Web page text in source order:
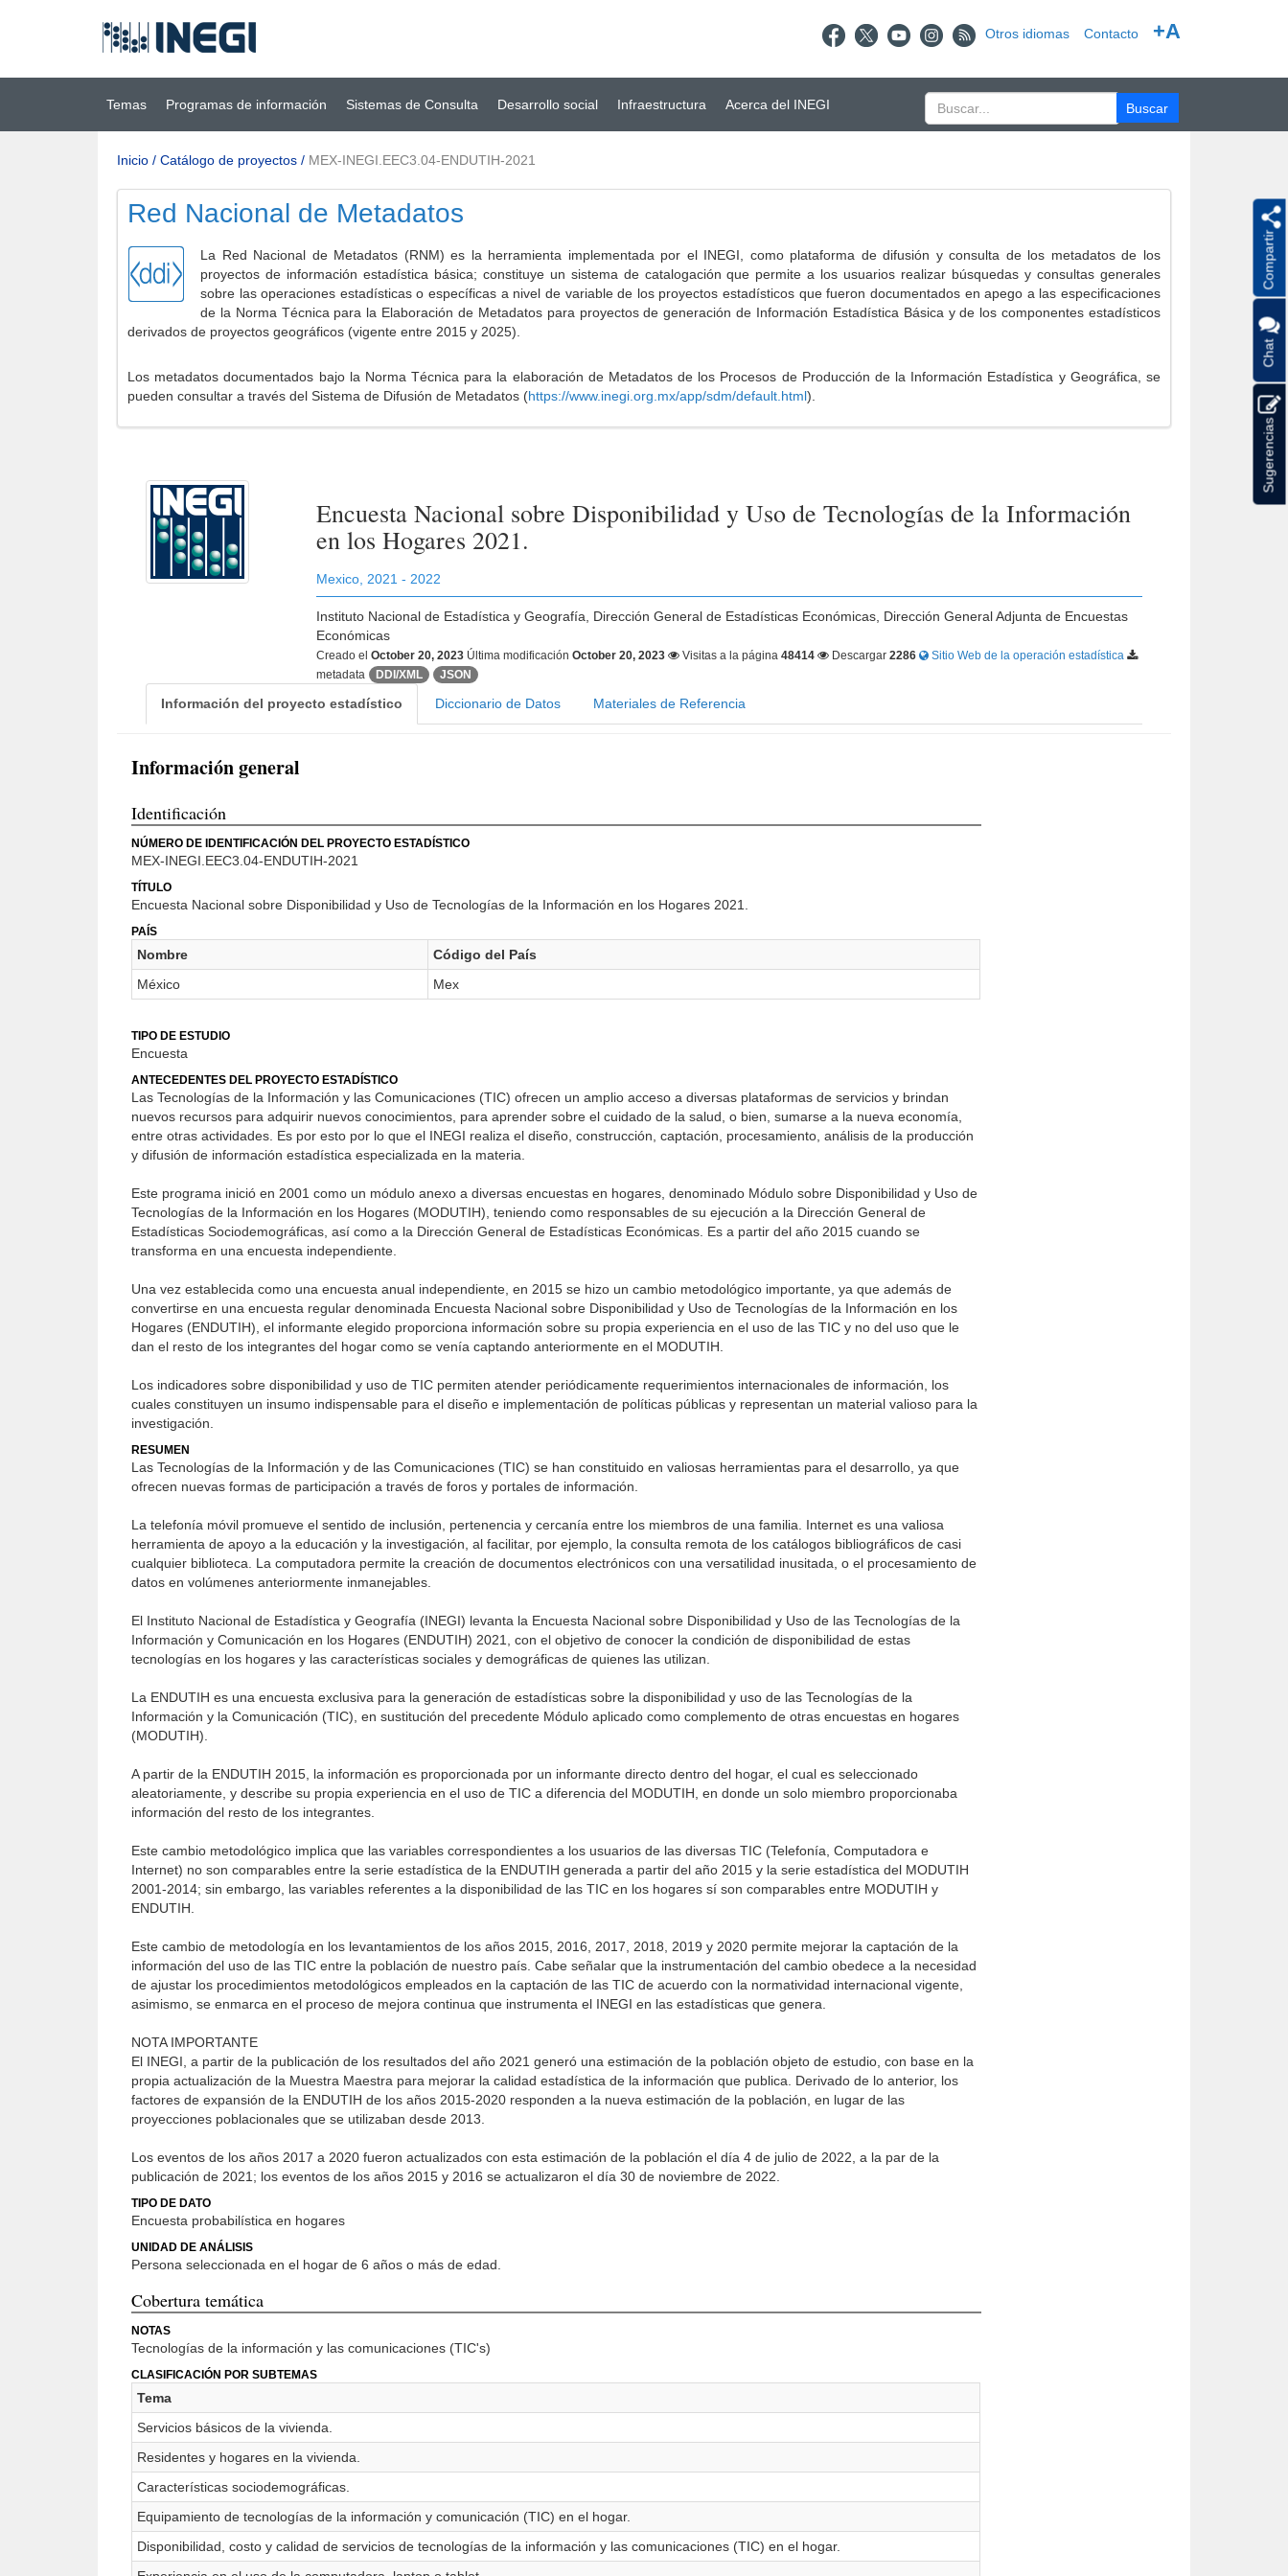
principal
(INEGI) Otros idiomas Contacto +A
Temas Programas de información Sistemas de Consulta Desarrollo social Infraestructura Acerca del INEGI
Inicio / Catálogo de proyectos / MEX-INEGI.EEC3.04-ENDUTIH-2021
Red Nacional de Metadatos
La Red Nacional de Metadatos (RNM) es la herramienta implementada por el INEGI, como plataforma de difusión y consulta de los metadatos de los
proyectos de información estadística básica; constituye un sistema de catalogación que permite a los usuarios realizar búsquedas y consultas generales
sobre las operaciones estadísticas o específicas a nivel de variable de los proyectos estadísticos que fueron documentados en apego a las especificaciones
de la Norma Técnica para la Elaboración de Metadatos para proyectos de generación de Información Estadística Básica y de los componentes estadísticos
derivados de proyectos geográficos (vigente entre 2015 y 2025).
Los metadatos documentados bajo la Norma Técnica para la elaboración de Metadatos de los Procesos de Producción de la Información Estadística y Geográfica, se
pueden consultar a través del Sistema de Difusión de Metadatos (https://www.inegi.org.mx/app/sdm/default.html).
Encuesta Nacional sobre Disponibilidad y Uso de Tecnologías de la Información
en los Hogares 2021.
Mexico 2021 - 2022
Instituto Nacional de Estadística y Geografía, Dirección General de Estadísticas Económicas, Dirección General Adjunta de Encuestas
Económicas
Creado elOctober 20, 2023 Última modificaciónOctober 20, 2023 Visitas a la página48414 Descargar2286
Sitio Web de la operación estadística
metadata
DDI/XML JSON
Información del proyecto estadístico Diccionario de Datos Materiales de Referencia
Información general
Identificación
NÚMERO DE IDENTIFICACIÓN DEL PROYECTO ESTADÍSTICO
MEX-INEGI.EEC3.04-ENDUTIH-2021
TÍTULO
Encuesta Nacional sobre Disponibilidad y Uso de Tecnologías de la Información en los Hogares 2021.
PAÍS
Nombre
Código del País
México
Mex
TIPO DE ESTUDIO
Encuesta
ANTECEDENTES DEL PROYECTO ESTADÍSTICO
Las Tecnologías de la Información y las Comunicaciones (TIC) ofrecen un amplio acceso a diversas plataformas de servicios y brindan
nuevos recursos para adquirir nuevos conocimientos, para aprender sobre el cuidado de la salud, o bien, sumarse a la nueva economía,
entre otras actividades. Es por esto por lo que el INEGI realiza el diseño, construcción, captación, procesamiento, análisis de la producción
y difusión de información estadística especializada en la materia.
Este programa inició en 2001 como un módulo anexo a diversas encuestas en hogares, denominado Módulo sobre Disponibilidad y Uso de
Tecnologías de la Información en los Hogares (MODUTIH), teniendo como responsables de su ejecución a la Dirección General de
Estadísticas Sociodemográficas, así como a la Dirección General de Estadísticas Económicas. Es a partir del año 2015 cuando se
transforma en una encuesta independiente.
Una vez establecida como una encuesta anual independiente, en 2015 se hizo un cambio metodológico importante, ya que además de
convertirse en una encuesta regular denominada Encuesta Nacional sobre Disponibilidad y Uso de Tecnologías de la Información en los
Hogares (ENDUTIH), el informante elegido proporciona información sobre su propia experiencia en el uso de las TIC y no del uso que le
dan el resto de los integrantes del hogar como se venía captando anteriormente en el MODUTIH.
Los indicadores sobre disponibilidad y uso de TIC permiten atender periódicamente requerimientos internacionales de información, los
cuales constituyen un insumo indispensable para el diseño e implementación de políticas públicas y representan un material valioso para la
investigación.
RESUMEN
Las Tecnologías de la Información y de las Comunicaciones (TIC) se han constituido en valiosas herramientas para el desarrollo, ya que
ofrecen nuevas formas de participación a través de foros y portales de información.
La telefonía móvil promueve el sentido de inclusión, pertenencia y cercanía entre los miembros de una familia. Internet es una valiosa
herramienta de apoyo a la educación y la investigación, al facilitar, por ejemplo, la consulta remota de los catálogos bibliográficos de casi
cualquier biblioteca. La computadora permite la creación de documentos electrónicos con una versatilidad inusitada, o el procesamiento de
datos en volúmenes anteriormente inmanejables.
El Instituto Nacional de Estadística y Geografía (INEGI) levanta la Encuesta Nacional sobre Disponibilidad y Uso de las Tecnologías de la
Información y Comunicación en los Hogares (ENDUTIH) 2021, con el objetivo de conocer la condición de disponibilidad de estas
tecnologías en los hogares y las características sociales y demográficas de quienes las utilizan.
La ENDUTIH es una encuesta exclusiva para la generación de estadísticas sobre la disponibilidad y uso de las Tecnologías de la
Información y la Comunicación (TIC), en sustitución del precedente Módulo aplicado como complemento de otras encuestas en hogares
(MODUTIH).
A partir de la ENDUTIH 2015, la información es proporcionada por un informante directo dentro del hogar, el cual es seleccionado
aleatoriamente, y describe su propia experiencia en el uso de TIC a diferencia del MODUTIH, en donde un solo miembro proporcionaba
información del resto de los integrantes.
Este cambio metodológico implica que las variables correspondientes a los usuarios de las diversas TIC (Telefonía, Computadora e
Internet) no son comparables entre la serie estadística de la ENDUTIH generada a partir del año 2015 y la serie estadística del MODUTIH
2001-2014; sin embargo, las variables referentes a la disponibilidad de las TIC en los hogares sí son comparables entre MODUTIH y
ENDUTIH.
Este cambio de metodología en los levantamientos de los años 2015, 2016, 2017, 2018, 2019 y 2020 permite mejorar la captación de la
información del uso de las TIC entre la población de nuestro país. Cabe señalar que la instrumentación del cambio obedece a la necesidad
de ajustar los procedimientos metodológicos empleados en la captación de las TIC de acuerdo con la normatividad internacional vigente,
asimismo, se enmarca en el proceso de mejora continua que instrumenta el INEGI en las estadísticas que genera.
NOTA IMPORTANTE
El INEGI, a partir de la publicación de los resultados del año 2021 generó una estimación de la población objeto de estudio, con base en la
propia actualización de la Muestra Maestra para mejorar la calidad estadística de la información que publica. Derivado de lo anterior, los
factores de expansión de la ENDUTIH de los años 2015-2020 responden a la nueva estimación de la población, en lugar de las
proyecciones poblacionales que se utilizaban desde 2013.
Los eventos de los años 2017 a 2020 fueron actualizados con esta estimación de la población el día 4 de julio de 2022, a la par de la
publicación de 2021; los eventos de los años 2015 y 2016 se actualizaron el día 30 de noviembre de 2022.
TIPO DE DATO
Encuesta probabilística en hogares
UNIDAD DE ANÁLISIS
Persona seleccionada en el hogar de 6 años o más de edad.
Cobertura temática
NOTAS
Tecnologías de la información y las comunicaciones (TIC's)
CLASIFICACIÓN POR SUBTEMAS
Tema
Servicios básicos de la vivienda.
Residentes y hogares en la vivienda.
Características sociodemográficas.
Equipamiento de tecnologías de la información y comunicación (TIC) en el hogar.
Disponibilidad, costo y calidad de servicios de tecnologías de la información y las comunicaciones (TIC) en el hogar.
Compartir
Chat
Sugerencias